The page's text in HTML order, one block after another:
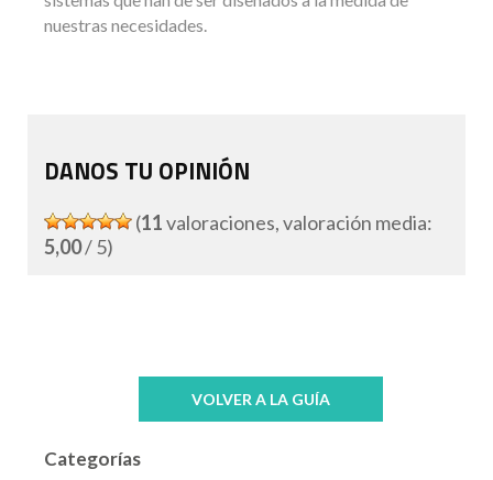
nuestras necesidades.
DANOS TU OPINIÓN
(11valoraciones, valoración media:
5,00/ 5)
VOLVER A LA GUÍA
Categorías